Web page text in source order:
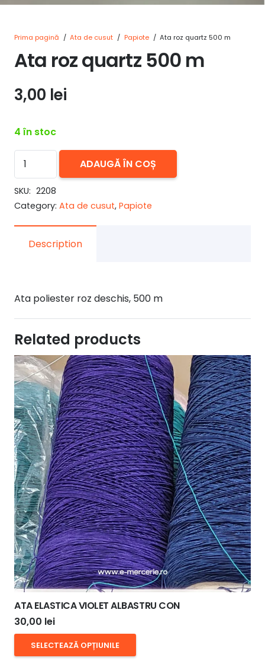
Prima pagină / Ata de cusut / Papiote / Ata roz quartz 500 m
Ata roz quartz 500 m
3,00 lei
4 în stoc
Cantitate
roz
quartz
500
ADAUGĂ ÎN COȘ
SKU: 2208
Category: Ata de cusut, Papiote
Description
Ata poliester roz deschis, 500 m
Related products
ATA ELASTICA VIOLET ALBASTRU CON
30,00 lei
SELECTEAZĂ OPȚIUNILE
produs